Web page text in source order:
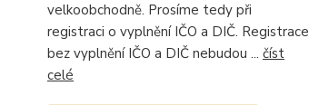
velkoobchodně. Prosíme tedy při
registraci o vyplnění IČO a DIČ. Registrace
bez vyplnění IČO a DIČ nebudou ... číst
celé